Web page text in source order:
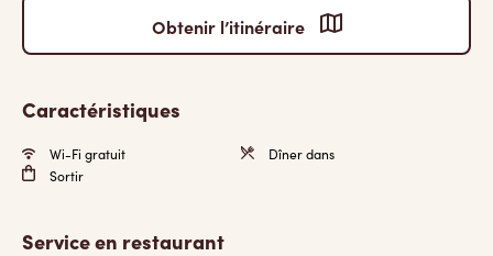
Obtenir l’itinéraire
Caractéristiques
Wi-Fi gratuit
Dîner dans
Sortir
Service en restaurant